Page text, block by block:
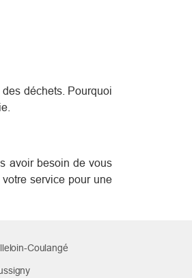
déchets. Pourquoi
avoir besoin de vous
service pour une
Coulangé